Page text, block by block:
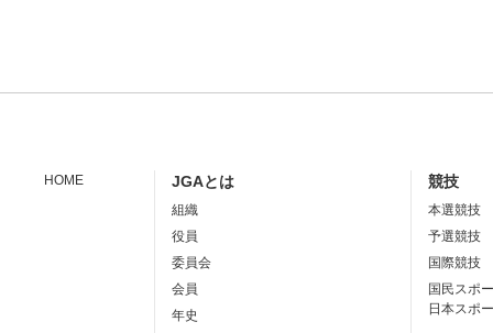
HOME JGAとは
組織
役員
委員会
会員
年史
競技
本選競技
予選競技
国際競技
国民スポ
日本スポ